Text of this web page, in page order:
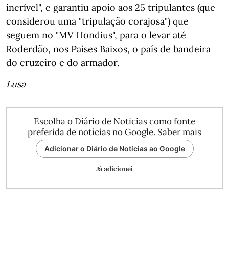
incrível", e garantiu apoio aos 25 tripulantes (que
considerou uma "tripulação corajosa") que
seguem no "MV Hondius", para o levar até
Roderdão, nos Países Baixos, o país de bandeira
do cruzeiro e do armador.
Lusa
Escolha o Diário de Notícias como fonte
preferida de notícias no Google. Saber mais
Adicionar o Diário de Notícias ao Google
Já adicionei